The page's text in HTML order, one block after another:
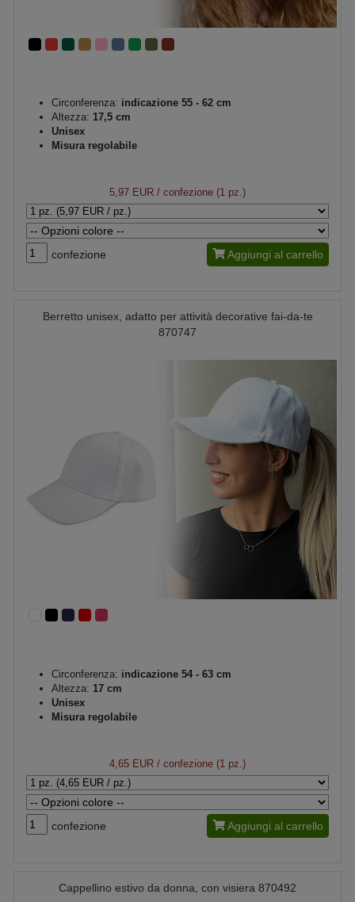
Circonferenza: indicazione 55 - 62 cm
Altezza: 17,5 cm
Unisex
Misura regolabile
5,97 EUR / confezione (1 pz.)
confezione Aggiungi al carrello
Berretto unisex, adatto per attività decorative fai-da-te
870747
Circonferenza: indicazione 54 - 63 cm
Altezza: 17 cm
Unisex
Misura regolabile
4,65 EUR / confezione (1 pz.)
confezione Aggiungi al carrello
Cappellino estivo da donna, con visiera 870492